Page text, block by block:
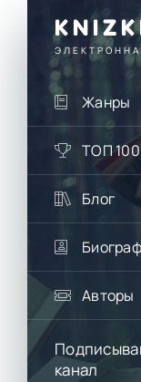
Жанры
ТОП 100
Блог
Авторы
канал